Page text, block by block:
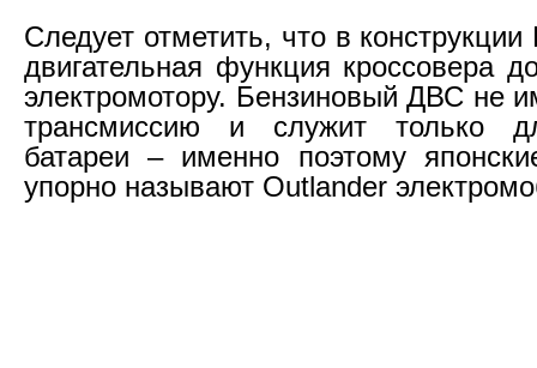
Следует отметить, что в
двигательная функция кроссовера
электромотору. Бензиновый ДВС не
трансмиссию и служит только
батареи – именно поэтому
упорно называют Outlander